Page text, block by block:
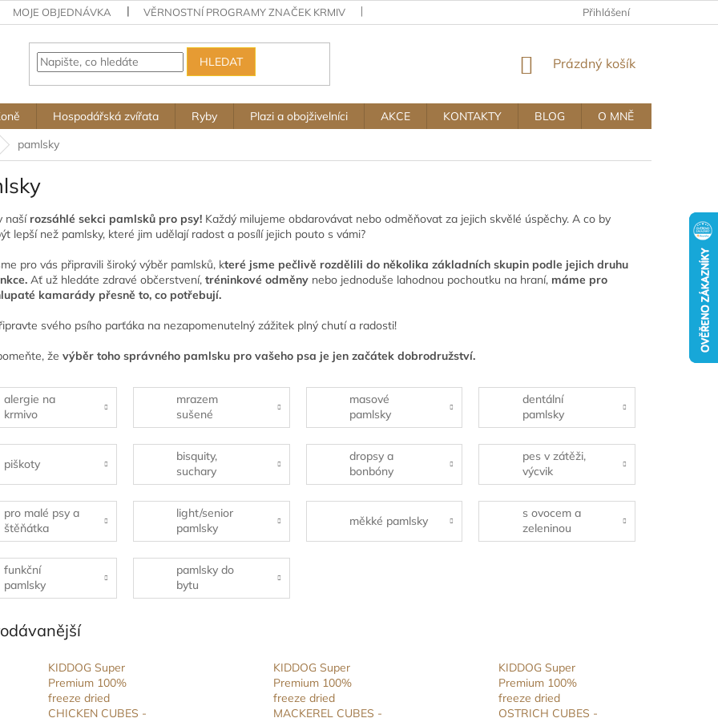
MOJE OBJEDNÁVKA VĚRNOSTNÍ PROGRAMY ZNAČEK KRMIV OBCHODNÍ A REKLAMAČNÍ PODMÍNKY
Přihlášení
HLEDAT
NÁKUPNÍ
Prázdný košík
Hospodářská zvířata Ryby Plazi a obojživelníci AKCE KONTAKTY BLOG
O MNĚ
pamlsky
naší rozsáhlé sekci pamlsků pro psy! Každý milujeme obdarovávat nebo odměňovat za jejich skvělé úspěchy. A co by
lepší než pamlsky, které jim udělají radost a posílí jejich pouto s vámi?
pro vás připravili široký výběr pamlsků, které jsme pečlivě rozdělili do několika základních skupin podle jejich druhu
Ať už hledáte zdravé občerstvení, tréninkové odměny nebo jednoduše lahodnou pochoutku na hraní, máme pro
kamarády přesně to, co potřebují.
svého psího parťáka na nezapomenutelný zážitek plný chutí a radosti!
že výběr toho správného pamlsku pro vašeho psa je jen začátek dobrodružství.
alergie na
krmivo
mrazem
sušené
pamlsky
masové
pamlsky
dentální
pamlsky
piškoty
bisquity,
suchary
dropsy a
bonbóny
pes v zátěži,
výcvik
pro malé psy a
štěňátka
light/senior
pamlsky
měkké pamlsky
s ovocem a
zeleninou
funkční
pamlsky
pamlsky do
bytu
KIDDOG Super
Premium 100%
freeze dried
CHICKEN CUBES -
KIDDOG Super
Premium 100%
freeze dried
MACKEREL CUBES -
KIDDOG Super
Premium 100%
freeze dried
OSTRICH CUBES -